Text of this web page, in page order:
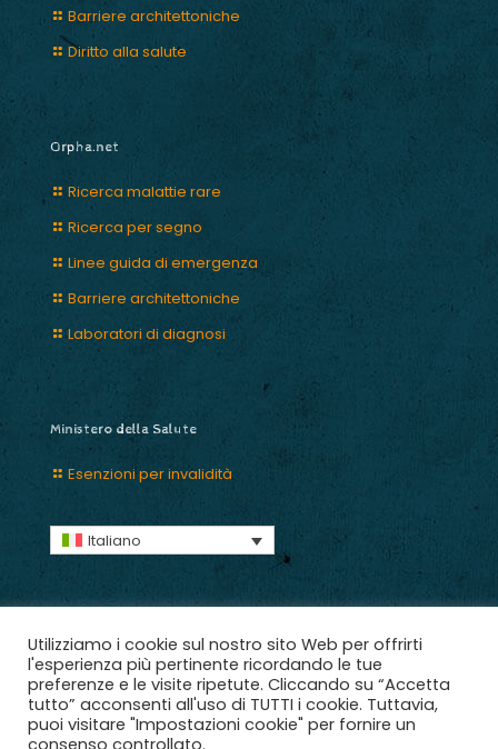
Barriere architettoniche
Diritto alla salute
Orpha.net
Ricerca malattie rare
Ricerca per segno
Linee guida di emergenza
Barriere architettoniche
Laboratori di diagnosi
Ministero della Salute
Esenzioni per invalidità
Italiano
2018 © Ce.R.S. aps, Adotta un Angelo C.F. 03965301009.
Tutti i diritti riservati | Designed with ♥ Scuderie Digitali |
Crediti
Utilizziamo i cookie sul nostro sito Web per offrirti
l'esperienza più pertinente ricordando le tue
preferenze e le visite ripetute. Cliccando su “Accetta
tutto” acconsenti all'uso di TUTTI i cookie. Tuttavia,
puoi visitare "Impostazioni cookie" per fornire un
consenso controllato.